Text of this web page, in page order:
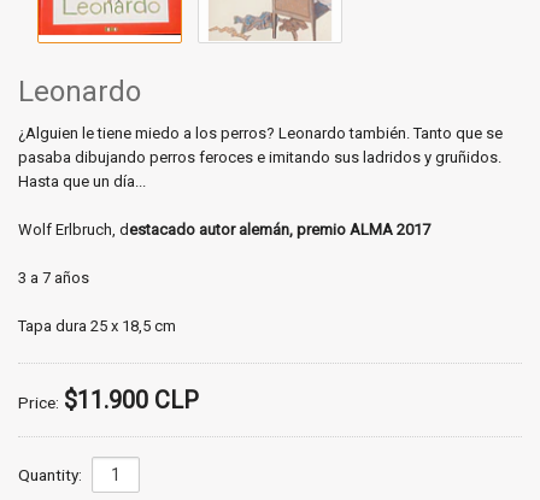
Leonardo
¿Alguien le tiene miedo a los perros? Leonardo también. Tanto que se
pasaba dibujando perros feroces e imitando sus ladridos y gruñidos.
Hasta que un día...
Wolf Erlbruch, destacado autor alemán, premio ALMA 2017
3 a 7 años
Tapa dura 25 x 18,5 cm
Price: $11.900 CLP
Quantity: